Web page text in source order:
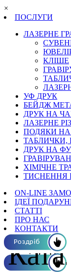
×
ПОСЛУГИ
ЛАЗЕРНЕ
КЛІШЕ
УФ ДРУК
БЕЙДЖ
ДРУК НА
ЛАЗЕРНЕ
ПОДЯКИ НА
ДРУК НА
ХІМІЧНЕ
ТИСНЕННЯ
ON-LINE
ІДЕЇ
СТАТТІ
ПРО НАС
КОНТАКТИ
Роздріб